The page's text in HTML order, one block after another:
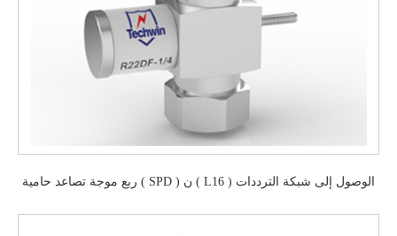
ربع موجة تصاعد حامية ( SPD ) ن ( L16 ) الوصول إلى شبكة الترددات